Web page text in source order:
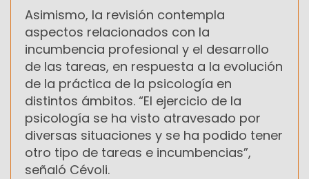
Asimismo, la revisión contempla
aspectos relacionados con la
incumbencia profesional y el desarrollo
de las tareas, en respuesta a la evolución
de la práctica de la psicología en
distintos ámbitos. “El ejercicio de la
psicología se ha visto atravesado por
diversas situaciones y se ha podido tener
otro tipo de tareas e incumbencias”,
señaló Cévoli.